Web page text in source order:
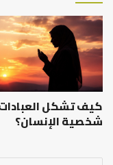
كيف تشكل
شخصية الإنسان؟